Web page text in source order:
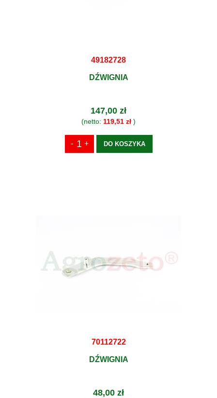
49182728
DŹWIGNIA
147,00 zł
(netto: 119,51 zł )
DO KOSZYKA
70112722
DŹWIGNIA
48,00 zł